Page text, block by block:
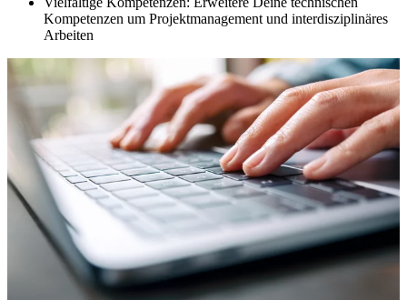
Kompetenzen um Projektmanagement und interdisziplinäres
Arbeiten